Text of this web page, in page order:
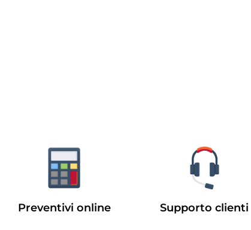
Preventivi online Supporto clienti